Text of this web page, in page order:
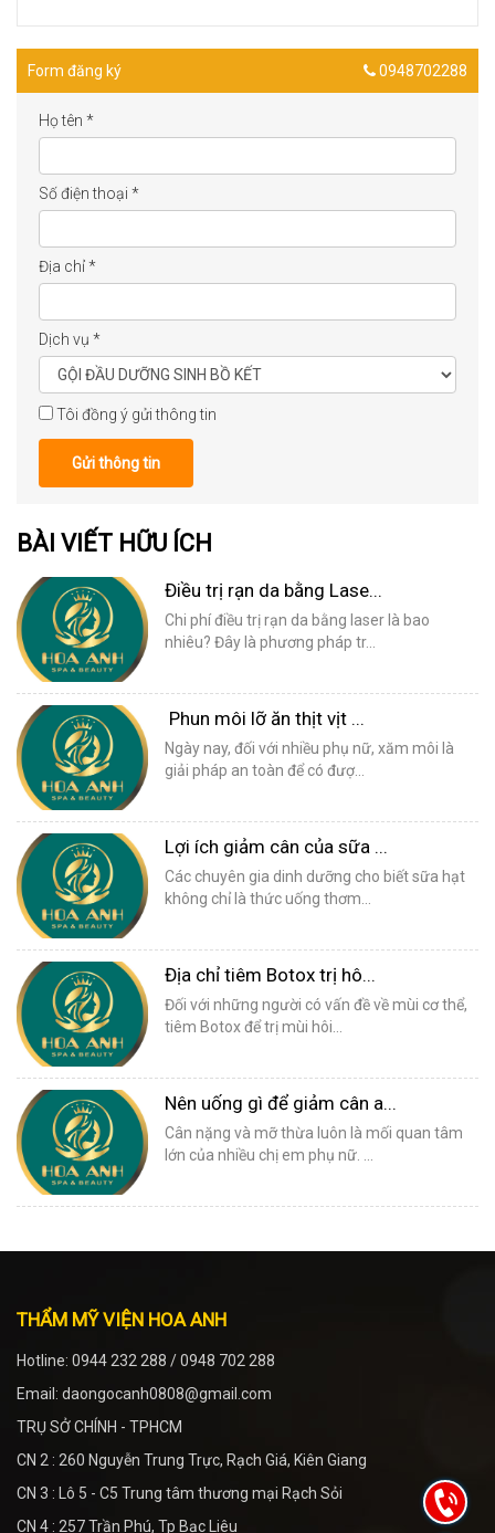
Form đăng ký 0948702288
Họ tên *
Số điện thoại *
Địa chỉ*
Dịch vụ *
Tôi đồng ý gửi thông tin
Gửi thông tin
BÀI VIẾT HỮU ÍCH
Điều trị rạn da bằng Lase...
Chi phí điều trị rạn da bằng laser là bao
nhiêu? Đây là phương pháp tr...
Phun môi lỡ ăn thịt vịt ...
Ngày nay, đối với nhiều phụ nữ, xăm môi là
giải pháp an toàn để có đượ...
Lợi ích giảm cân của sữa ...
Các chuyên gia dinh dưỡng cho biết sữa hạt
không chỉ là thức uống thơm...
Địa chỉ tiêm Botox trị hô...
Đối với những người có vấn đề về mùi cơ thể,
tiêm Botox để trị mùi hôi...
Nên uống gì để giảm cân a...
Cân nặng và mỡ thừa luôn là mối quan tâm
lớn của nhiều chị em phụ nữ. ...
THẨM MỸ VIỆN HOA ANH
Hotline: 0944 232 288 / 0948 702 288
Email: daongocanh0808@gmail.com
TRỤ SỞ CHÍNH - TPHCM
CN 2 : 260 Nguyễn Trung Trực, Rạch Giá, Kiên Giang
CN 3 : Lô 5 - C5 Trung tâm thương mại Rạch Sỏi
CN 4 : 257 Trần Phú, Tp Bạc Liêu